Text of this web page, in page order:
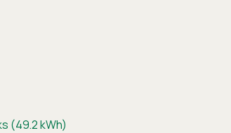
(49.2 kWh)